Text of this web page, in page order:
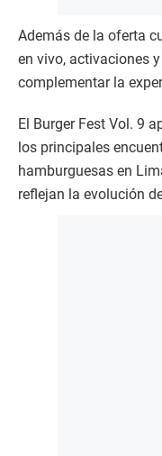
Además de la oferta
en vivo, activaciones
complementar la
El Burger Fest Vol. 9
los principales
hamburguesas en
reflejan la evolución